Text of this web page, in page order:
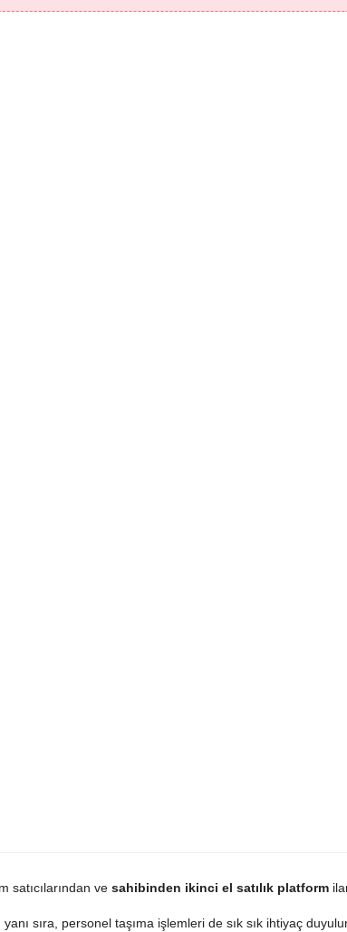
satıcılarından ve sahibinden ikinci el satılık platform
sıra, personel taşıma işlemleri de sık sık ihtiyaç